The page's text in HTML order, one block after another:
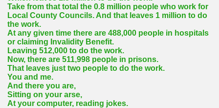
Take from that total the 0.8 million people who work for
Local County Councils. And that leaves 1 million to do
the work.
At any given time there are 488,000 people in hospitals
or claiming Invalidity Benefit.
Leaving 512,000 to do the work.
Now, there are 511,998 people in prisons.
That leaves just two people to do the work.
You and me.
And there you are,
Sitting on your arse,
At your computer, reading jokes.